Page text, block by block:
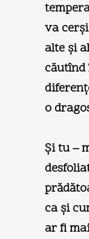
va
alte şi
o
Şi tu –
ca şi
ar fi